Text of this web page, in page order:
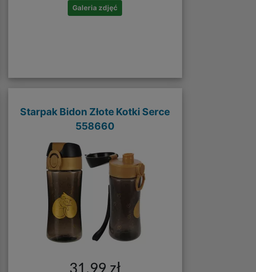
Galeria zdjęć
Starpak Bidon Złote Kotki Serce
558660